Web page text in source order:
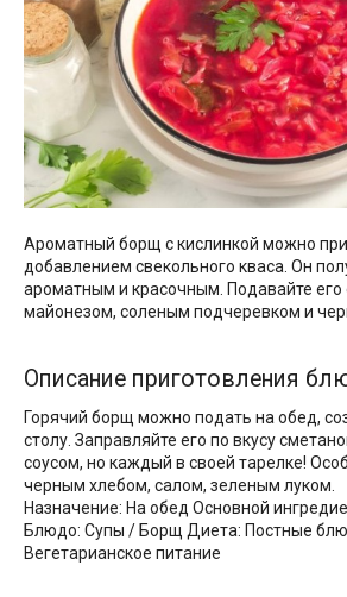
Ароматный борщ с кислинкой можно
добавлением свекольного кваса. Он
ароматным и красочным. Подавайте его
майонезом, соленым подчеревком и
Описание приготовления
Горячий борщ можно подать на обед,
столу. Заправляйте его по вкусу
соусом, но каждый в своей тарелке!
черным хлебом, салом, зеленым луком.
Назначение: На обед Основной
Блюдо: Супы / Борщ Диета: Постные
Вегетарианское питание